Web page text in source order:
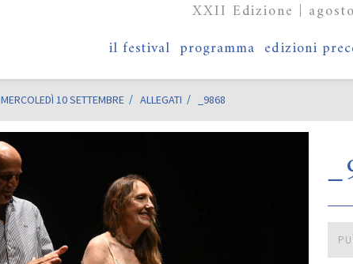
XXII Edizione |
il festival programma edizioni
MERCOLEDÌ 10 SETTEMBRE ALLEGATI _9868